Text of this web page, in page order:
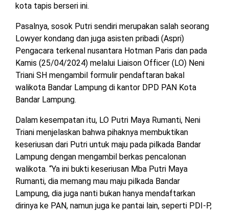
MESUJI
PESISIR
BARAT
TULANG
BAWANG
TULANG
BARAT
WAYKANAN
LAMTIM
DPRD
LAMPUNG
UTARA
DPRD
DPRD
PESISIR
BARAT
DPRD
TULANG
BAWANG
kota tapis berseri ini.
Pasalnya, sosok Putri sendiri merupakan salah seorang
Lowyer kondang dan juga asisten pribadi (Aspri)
Pengacara terkenal nusantara Hotman Paris dan pada
Kamis (25/04/2024) melalui Liaison Officer (LO) Neni
Triani SH mengambil formulir pendaftaran bakal
walikota Bandar Lampung di kantor DPD PAN Kota
Bandar Lampung.
Dalam kesempatan itu, LO Putri Maya Rumanti, Neni
Triani menjelaskan bahwa pihaknya membuktikan
keseriusan dari Putri untuk maju pada pilkada Bandar
Lampung dengan mengambil berkas pencalonan
walikota. “Ya ini bukti keseriusan Mba Putri Maya
Rumanti, dia memang mau maju pilkada Bandar
Lampung, dia juga nanti bukan hanya mendaftarkan
dirinya ke PAN, namun juga ke pantai lain, seperti PDI-P,